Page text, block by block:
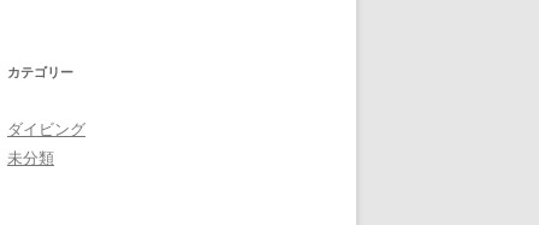
カテゴリー
ダイビング
未分類